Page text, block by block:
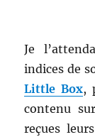
Je
indices de
Little Box,
contenu
reçues